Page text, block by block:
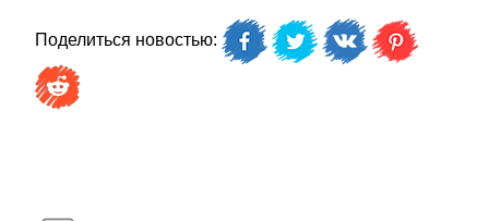
Поделиться новостью: